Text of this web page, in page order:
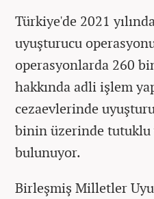
Türkiye'de 2021
uyuşturucu
operasyonlarda 260
hakkında adli işlem
cezaevlerinde
binin üzerinde tutuklu
bulunuyor.
Birleşmiş Milletler